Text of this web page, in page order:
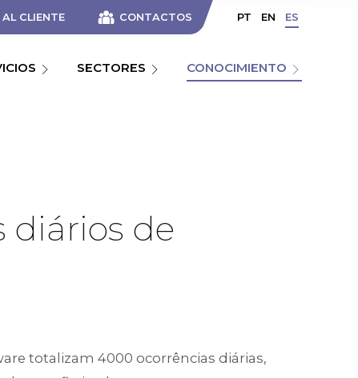
SECTORES CONOCIMIENTO
CLIENTE CONTACTOS PT EN ES
diários de
totalizam 4000 ocorrências diárias,